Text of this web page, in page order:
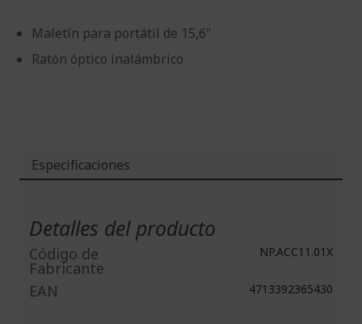
Maletín para portátil de 15,6"
Ratón óptico inalámbrico
Especificaciones
Detalles del producto
Código de
Fabricante
NP.ACC11.01X
EAN 4713392365430